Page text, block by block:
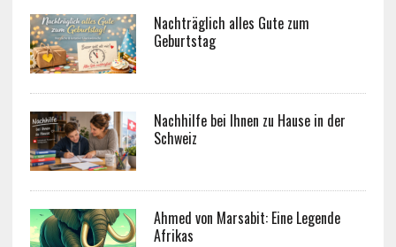
Nachträglich alles Gute zum
Geburtstag
Nachhilfe bei Ihnen zu Hause in der
Schweiz
Ahmed von Marsabit: Eine Legende
Afrikas